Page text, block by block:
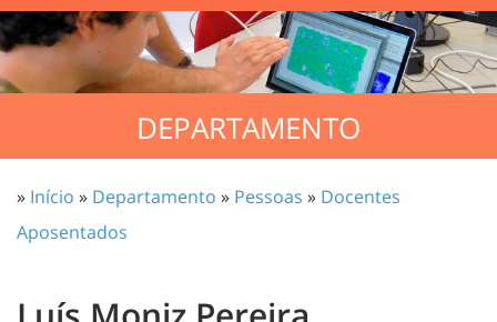
DEPARTAMENTO
» Início » Departamento » Pessoas » Docentes
Aposentados